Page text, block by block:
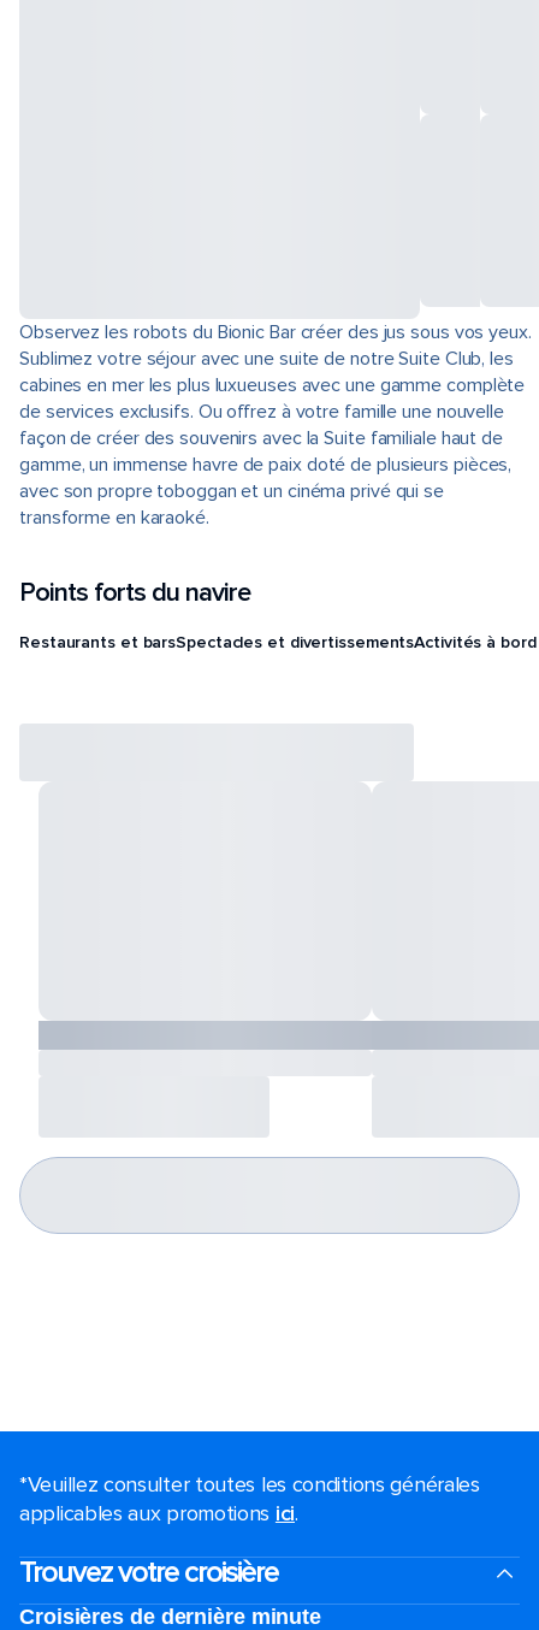
Observez les robots du Bionic Bar créer des jus sous vos yeux.
Sublimez votre séjour avec une suite de notre Suite Club, les
cabines en mer les plus luxueuses avec une gamme complète
de services exclusifs. Ou offrez à votre famille une nouvelle
façon de créer des souvenirs avec la Suite familiale haut de
gamme, un immense havre de paix doté de plusieurs pièces,
avec son propre toboggan et un cinéma privé qui se
transforme en karaoké.
Points forts du navire
Restaurants et barsSpectacles et divertissementsActivités à bord
*Veuillez consulter toutes les conditions générales
applicables aux promotions ici.
Trouvez votre croisière
Croisières de dernière minute